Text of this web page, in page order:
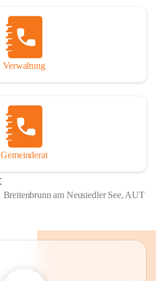
Verwaltung
Gemeinderat
Breitenbrunn am Neusiedler See, AUT